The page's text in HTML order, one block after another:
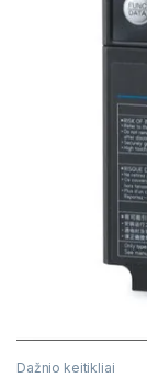
Dažnio keitikliai